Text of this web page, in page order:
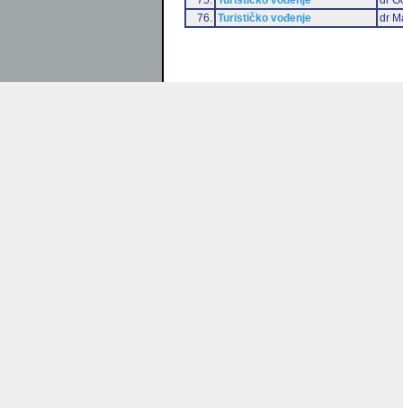
76.
Turističko vođenje dr